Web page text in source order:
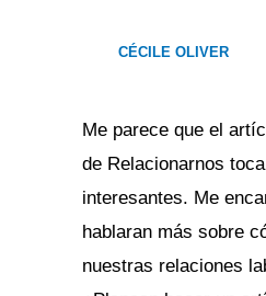
CÉCILE OLIVER
Me parece que el
de Relacionarnos
interesantes. Me
hablaran más sobre
nuestras relaciones